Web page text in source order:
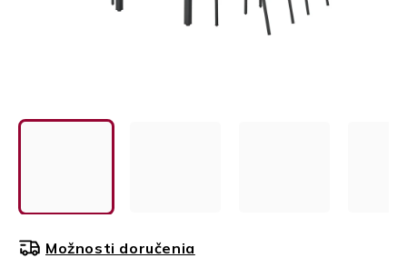
Možnosti doručenia